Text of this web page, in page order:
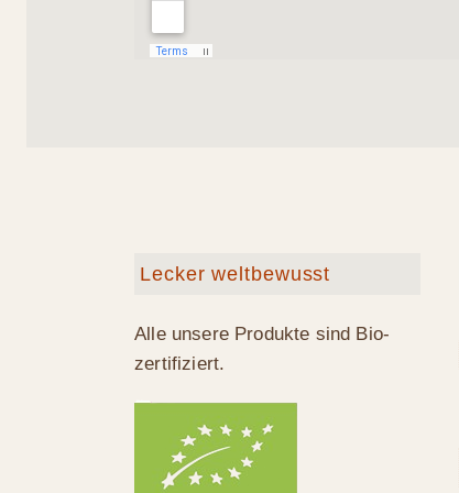
Lecker weltbewusst
Alle unsere Produkte sind Bio-
zertifiziert.